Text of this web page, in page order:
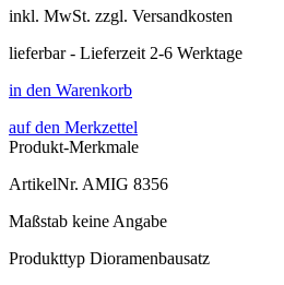
inkl. MwSt. zzgl. Versandkosten
lieferbar - Lieferzeit 2-6 Werktage
in den Warenkorb
auf den Merkzettel
Produkt-Merkmale
ArtikelNr. AMIG 8356
Maßstab keine Angabe
Produkttyp Dioramenbausatz